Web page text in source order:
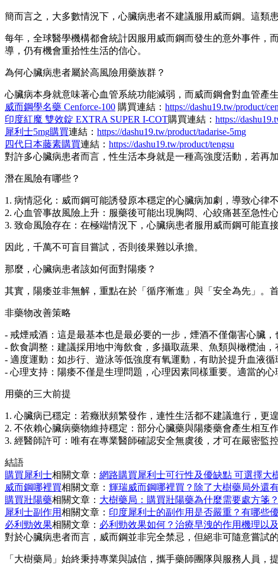
簡而言之，大多數情況下，心臟病患者不建議服用威而鋼。這類
每年，全球醫學機構都會統計因服用威而鋼而發生的意外事件，
導，仍有機會重拾性生活的信心。
為何心臟病患者屬於高風險用藥族群？
心臟病本身就意味著心血管系統功能減弱，而威而鋼會對血管產
威而鋼學名藥 Cenforce-100 購買連結： https://dashu19.tw/product/
印度紅魔 雙效錠 EXTRA SUPER I-COT購買連結： https://
犀利士5mg購買連結： https://dashu19.tw/product/tadarise-5mg
四代日本藤素購買連結： https://dashu19.tw/product/tengsu
對許多心臟病患者而言，性生活本身就是一種高強度活動，若再
潛在風險有哪些？
1. 病情惡化：威而鋼可能誘發原本穩定的心臟病加劇，導致心律
2. 心血管事故風險上升：服藥後可能出現胸悶、心絞痛甚至急性
3. 致命風險存在：在極端情況下，心臟病患者服用威而鋼可能直
因此，千萬不可盲目嘗試，否則後果難以承擔。
那麼，心臟病患者該如何面對陽痿？
其實，陽痿並非無解，重點在於「循序漸進」與「安全為先」。
非藥物改善策略
- 戒煙戒酒：這是最基本也是最必要的一步，煙酒不僅傷害心臟，
- 飲食調整：建議採用地中海飲食，多攝取蔬果、魚類與橄欖油，
- 適度運動：如步行、遊泳等低強度有氧運動，有助於提升血液循
- 心理支持：陽痿不僅是生理問題，心理因素同樣重要。適當的心
用藥的三大前提
1. 心臟病已穩定：若癥狀頻繁發作，連性生活都不建議進行，更
2. 不依賴心臟病藥物維持穩定：部分心臟藥與陽痿藥會產生相互
3. 經醫師許可：唯有在專業醫師確認安全無虞後，才可在嚴密監
結語
購買犀利士相關文章： 網路購買犀利士可行性及優缺點 可選擇大
威而鋼哪裡買相關文章： 輝瑞威而鋼哪裡買？除了大樹藥局外還
購買壯陽藥相關文章： 大樹藥局：購買壯陽藥為什麼需要處方箋
犀利士副作用相關文章： 印度犀利士的副作用是否嚴重？有哪些
必利勁效果相關文章： 必利勁效果如何？治療早洩的作用機理以
對於心臟病患者而言，威而鋼並非完全禁忌，但絕非可隨意嘗試
「大樹藥局」始終秉持專業與誠信，攜手藥師團隊與服務人員，